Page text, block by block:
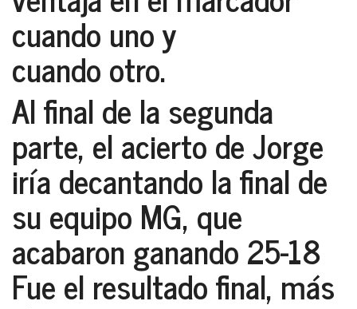
cuando uno y
cuando otro.
Al final de la segunda
parte, el acierto deJorge
iría decantando la final de
su equipoMG, que
acabaronganando 25-18
Fue el resultado final, más